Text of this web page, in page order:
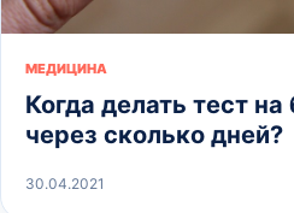
МЕДИЦИНА
Когда делать тест
через сколько дней?
30.04.2021